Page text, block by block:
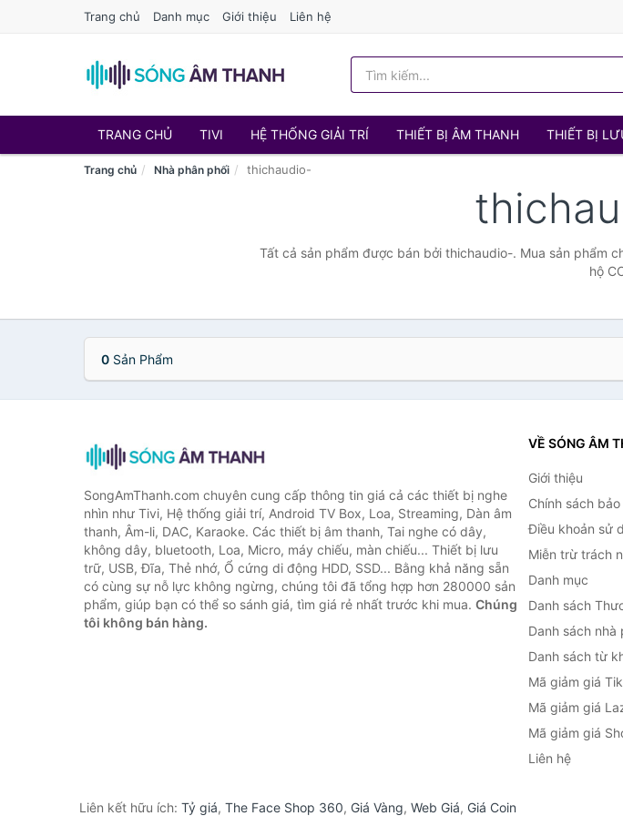
Trang chủ Danh mục Giới thiệu Liên hệ
TRANG CHỦ TIVI HỆ THỐNG GIẢI TRÍ THIẾT BỊ ÂM THANH THIẾT BỊ
Trang chủ Nhà phân phối thichaudio-
Tất cả sản phẩm được bán bởi thichaudio-. Mua sản phẩm
hộ
0 Sản Phẩm
SongAmThanh.com chuyên cung cấp thông tin giá cả các thiết bị nghe
nhìn như Tivi, Hệ thống giải trí, Android TV Box, Loa, Streaming, Dàn âm
thanh, Âm-li, DAC, Karaoke. Các thiết bị âm thanh, Tai nghe có dây,
không dây, bluetooth, Loa, Micro, máy chiếu, màn chiếu... Thiết bị lưu
trữ, USB, Đĩa, Thẻ nhớ, Ổ cứng di động HDD, SSD... Bằng khả năng sẵn
có cùng sự nỗ lực không ngừng, chúng tôi đã tổng hợp hơn 280000 sản
phẩm, giúp bạn có thể so sánh giá, tìm giá rẻ nhất trước khi mua. Chúng
tôi không bán hàng.
VỀ SÓNG ÂM
Giới thiệu
Chính sách
Điều khoản sử
Miễn trừ trách
Danh mục
Danh sách
Danh sách nhà
Danh sách từ
Mã giảm giá
Mã giảm giá
Mã giảm giá
Liên hệ
Liên kết hữu ích: Tỷ giá, The Face Shop 360, Giá Vàng, Web Giá, Giá Coin